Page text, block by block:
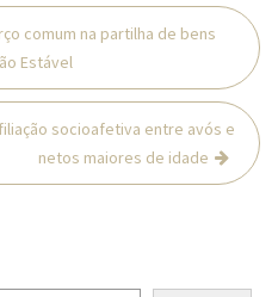
comum na partilha de bens
Estável
socioafetiva entre avós e
netos maiores de idade